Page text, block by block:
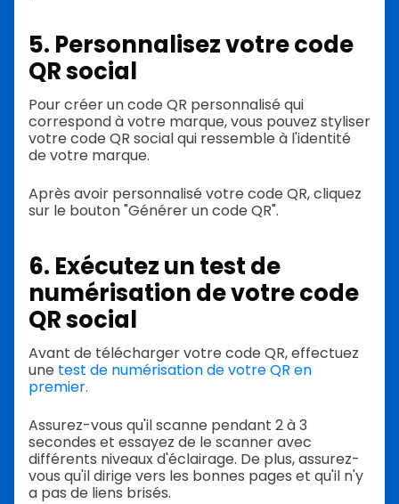
5. Personnalisez votre code
QR social
Pour créer un code QR personnalisé qui
correspond à votre marque, vous pouvez styliser
votre code QR social qui ressemble à l'identité
de votre marque.
Après avoir personnalisé votre code QR, cliquez
sur le bouton "Générer un code QR".
6. Exécutez un test de
numérisation de votre code
QR social
Avant de télécharger votre code QR, effectuez
une test de numérisation de votre QR en
premier.
Assurez-vous qu'il scanne pendant 2 à 3
secondes et essayez de le scanner avec
différents niveaux d'éclairage. De plus, assurez-
vous qu'il dirige vers les bonnes pages et qu'il n'y
a pas de liens brisés.